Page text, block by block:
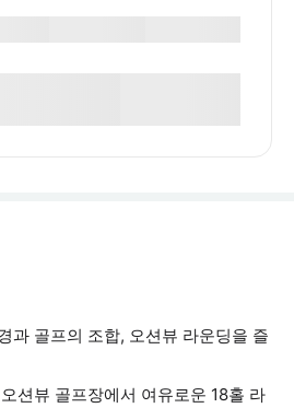
과 골프의 조합, 오션뷰 라운딩을 즐
션뷰 골프장에서 여유로운 18홀 라